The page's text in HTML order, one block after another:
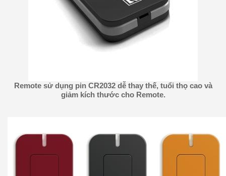
Remote sử dụng pin CR2032 dễ thay thế, tuổi thọ cao và
giảm kích thước cho Remote.